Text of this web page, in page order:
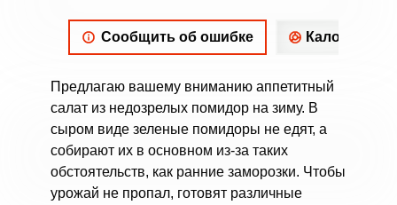
Сообщить об ошибке
Предлагаю вашему вниманию аппетитный
салат из недозрелых помидор на зиму. В
сыром виде зеленые помидоры не едят, а
собирают их в основном из-за таких
обстоятельств, как ранние заморозки. Чтобы
урожай не пропал, готовят различные